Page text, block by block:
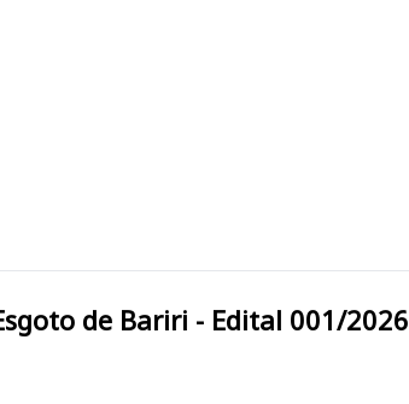
Água e Esgoto de Bariri - Edital 001/2026